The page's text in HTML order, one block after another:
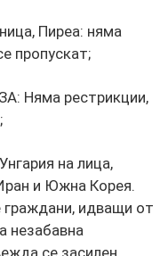
Пиреа: няма
пропускат;
Няма рестрикции,
на лица,
и Южна Корея.
граждани, идващи от
незабавна
се засилен